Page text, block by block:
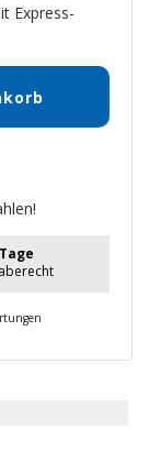
Express-